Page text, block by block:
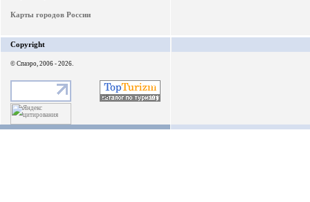
Карты городов России
Copyright
© Спаэро, 2006 - 2026.